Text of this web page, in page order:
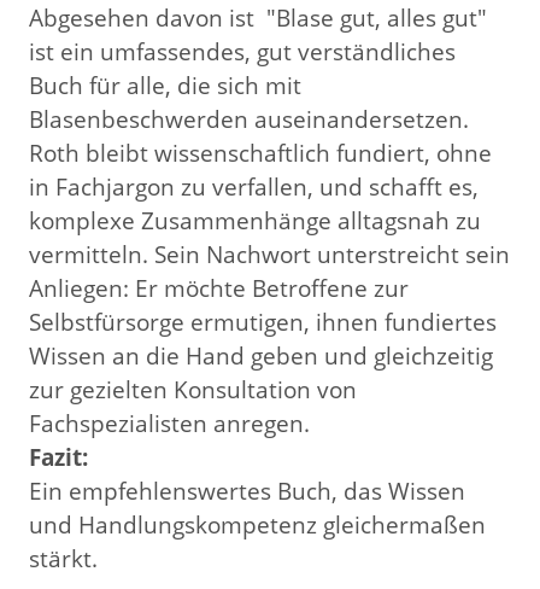
Abgesehen davon ist "Blase gut, alles gut"
ist ein umfassendes, gut verständliches
Buch für alle, die sich mit
Blasenbeschwerden auseinandersetzen.
Roth bleibt wissenschaftlich fundiert, ohne
in Fachjargon zu verfallen, und schafft es,
komplexe Zusammenhänge alltagsnah zu
vermitteln. Sein Nachwort unterstreicht sein
Anliegen: Er möchte Betroffene zur
Selbstfürsorge ermutigen, ihnen fundiertes
Wissen an die Hand geben und gleichzeitig
zur gezielten Konsultation von
Fachspezialisten anregen.
Fazit:
Ein empfehlenswertes Buch, das Wissen
und Handlungskompetenz gleichermaßen
stärkt.